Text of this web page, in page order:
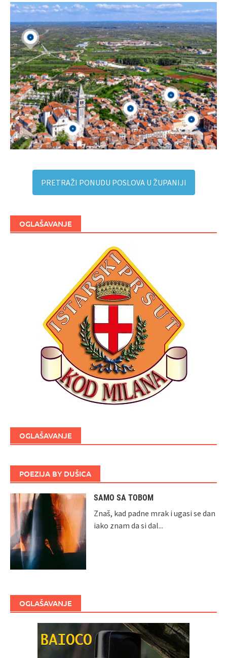
PRETRAŽI PONUDU POSLOVA U ŽUPANIJI
OGLAŠAVANJE
OGLAŠAVANJE
POEZIJA BY DUŠICA
SAMO SA TOBOM
Znaš, kad padne mrak i ugasi se dan
iako znam da si dal...
OGLAŠAVANJE